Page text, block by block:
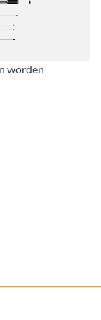
worden